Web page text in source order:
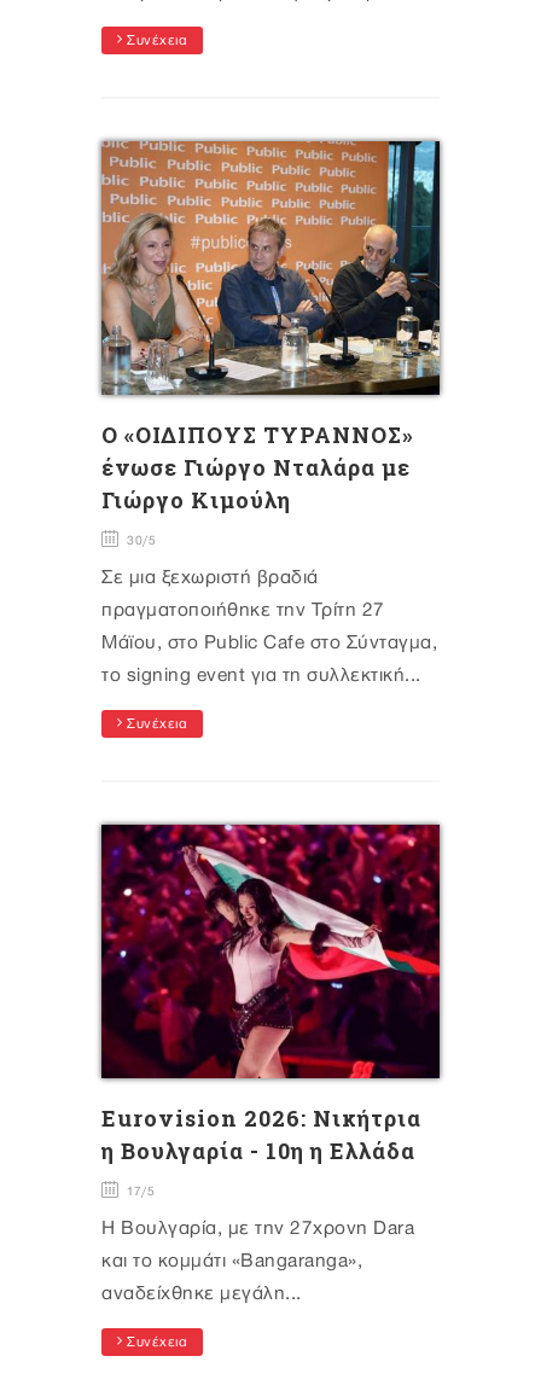
Συνέχεια
O «ΟΙΔΙΠΟΥΣ ΤΥΡΑΝΝΟΣ»
ένωσε Γιώργο Νταλάρα με
Γιώργο Κιμούλη
30/5
Σε μια ξεχωριστή βραδιά
πραγματοποιήθηκε την Τρίτη 27
Μάϊου, στο Public Cafe στο Σύνταγμα,
το signing event για τη συλλεκτική...
Συνέχεια
Eurovision 2026: Νικήτρια
η Βουλγαρία - 10η η Ελλάδα
17/5
Η Βουλγαρία, με την 27χρονη Dara
και το κομμάτι «Bangaranga»,
αναδείχθηκε μεγάλη...
Συνέχεια